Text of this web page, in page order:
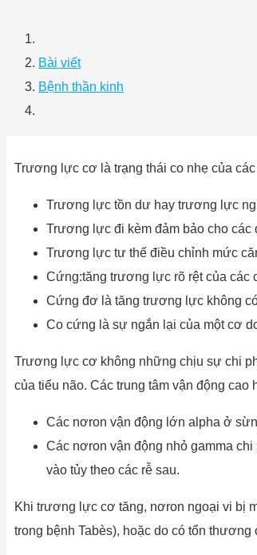
Bài viết
Bệnh thần kinh
Trương lực cơ là trạng thái co nhẹ của
Trương lực tồn dư hay trương lực
Trương lực đi kèm đảm bảo cho các
Trương lực tư thế điều chỉnh mức
Cứng:tăng trương lực rõ rệt của các
Cứng đơ là tăng trương lực không
Co cứng là sự ngắn lại của một cơ
Trương lực cơ không những chịu sự chi
của tiểu não. Các trung tâm vận động
Các nơron vận động lớn alpha ở
Các nơron vận động nhỏ gamma
vào tủy theo các rễ sau.
Khi trương lực cơ tăng, nơron ngoại vi bị
trong bệnh Tabès), hoặc do có tổn